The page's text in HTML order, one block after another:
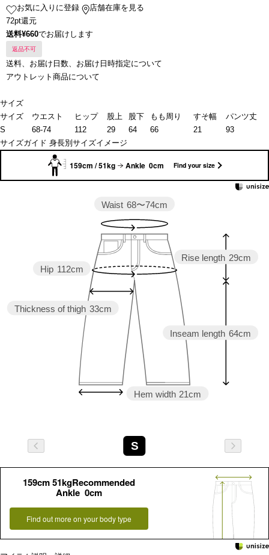
お気に入りに登録
店舗在庫を見る
72pt還元
送料¥660でお届けします
返品不可
送料、お届け日数、お届け日時指定について
アウトレット商品について
サイズ
サイズ
ウエスト ヒップ 股上 股下 もも周り すそ幅
パンツ丈
S
68-74 112 29 64 66 21
93
サイズガイド 身長別サイズイメージ
159cm / 51kg Ankle 0cm Find your size
Inseam length 64cm
Rise length 29cm
Hem width 21cm
Thickness of thigh 33cm
Hip 112cm
Waist 68〜74cm
S
159cm 51kgRecommended
Ankle 0cm
Find out more on your body type